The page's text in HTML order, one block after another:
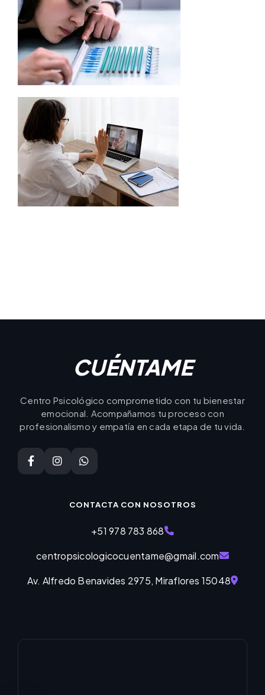
CUÉNTAME
Centro Psicológico comprometido con tu bienestar
emocional. Acompañamos tu proceso con
profesionalismo y empatía en cada etapa de tu vida.
CONTACTA CON NOSOTROS
+51 978 783 868
centropsicologicocuentame@gmail.com
Av. Alfredo Benavides 2975, Miraflores 15048